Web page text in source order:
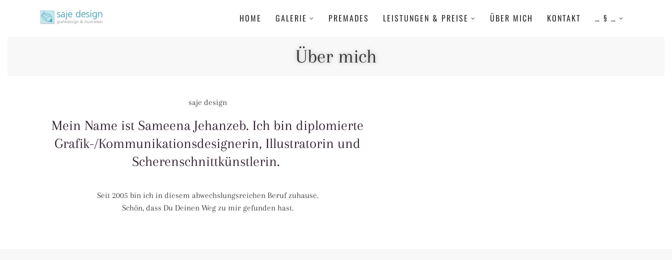
saje design bonn
grafikdesign | buchgestaltung | illustration HOME GALERIE PREMADES LEISTUNGEN & PREISE ÜBER MICH KONTAKT … § …
Über mich
saje design
Mein Name ist Sameena Jehanzeb. Ich bin diplomierte
Grafik-/Kommunikationsdesignerin, Illustratorin und
Scherenschnittkünstlerin.
Seit 2005 bin ich in diesem abwechslungsreichen Beruf zuhause.
Schön, dass Du Deinen Weg zu mir gefunden hast.